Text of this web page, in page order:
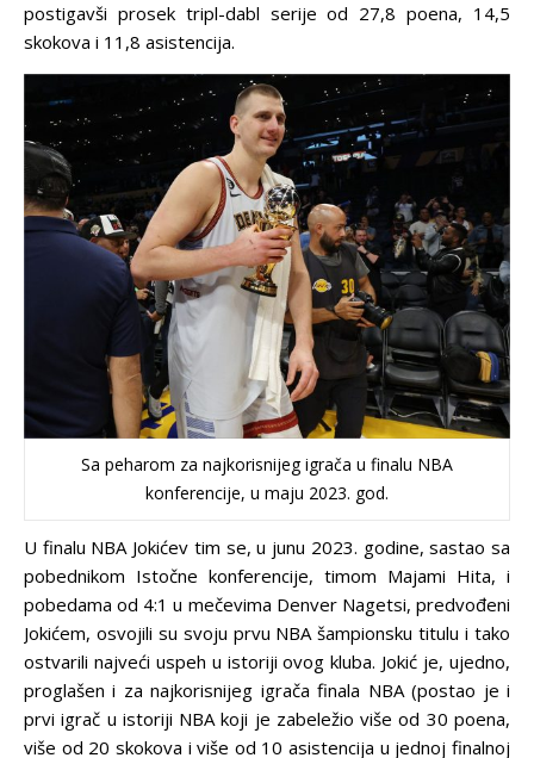
postigavši prosek tripl-dabl serije od 27,8 poena, 14,5
skokova i 11,8 asistencija.
Sa peharom za najkorisnijeg igrača u finalu NBA
konferencije, u maju 2023. god.
U finalu NBA Jokićev tim se, u junu 2023. godine, sastao sa
pobednikom Istočne konferencije, timom Majami Hita, i
pobedama od 4:1 u mečevima Denver Nagetsi, predvođeni
Jokićem, osvojili su svoju prvu NBA šampionsku titulu i tako
ostvarili najveći uspeh u istoriji ovog kluba. Jokić je, ujedno,
proglašen i za najkorisnijeg igrača finala NBA (postao je i
prvi igrač u istoriji NBA koji je zabeležio više od 30 poena,
više od 20 skokova i više od 10 asistencija u jednoj finalnoj